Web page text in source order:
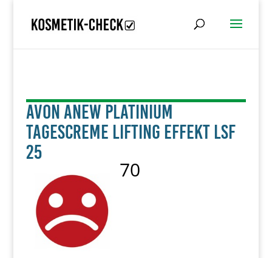
AVON Anew Platinium
Tagescreme Lifting Effekt LSF
25
70